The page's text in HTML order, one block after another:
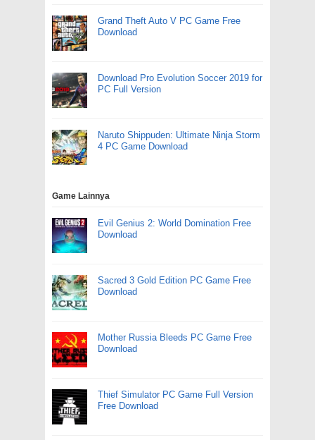
Grand Theft Auto V PC Game Free
Download
Download Pro Evolution Soccer 2019 for
PC Full Version
Naruto Shippuden: Ultimate Ninja Storm
4 PC Game Download
Game Lainnya
Evil Genius 2: World Domination Free
Download
Sacred 3 Gold Edition PC Game Free
Download
Mother Russia Bleeds PC Game Free
Download
Thief Simulator PC Game Full Version
Free Download